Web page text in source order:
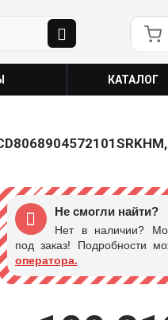
КАТАЛОГ
Не смогли найти?
Нет в наличии?
под заказ! Подробности
оператора.